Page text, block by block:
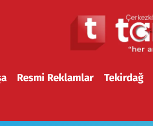
Resmi Reklamlar Tekirdağ